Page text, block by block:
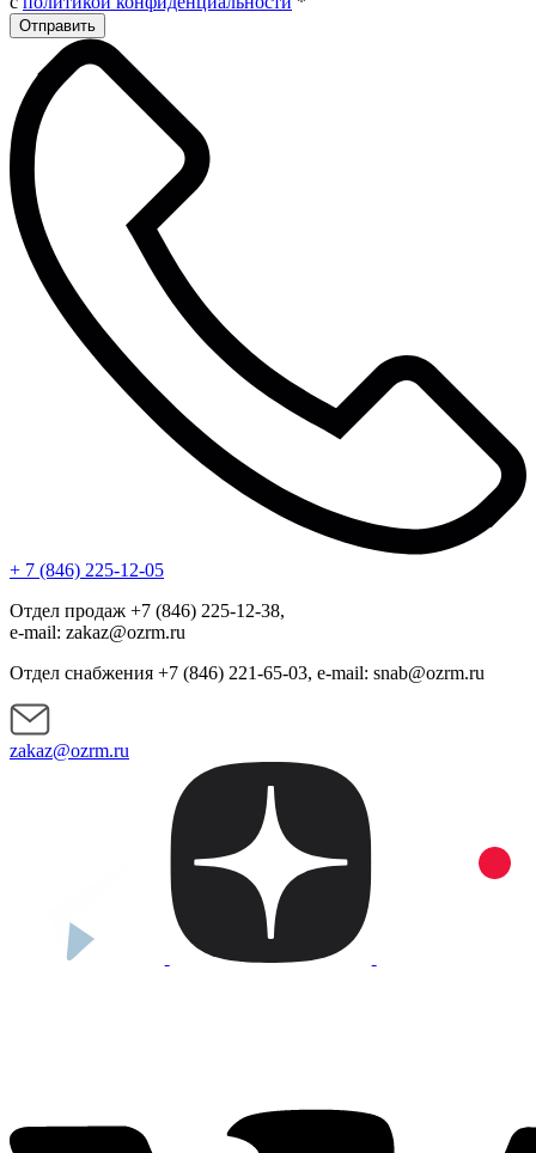
+ 7 (846) 225-12-05
Отдел продаж +7 (846) 225-12-38,
e-mail: zakaz@ozrm.ru
Отдел снабжения +7 (846) 221-65-03, e-mail: snab@ozrm.ru
zakaz@ozrm.ru